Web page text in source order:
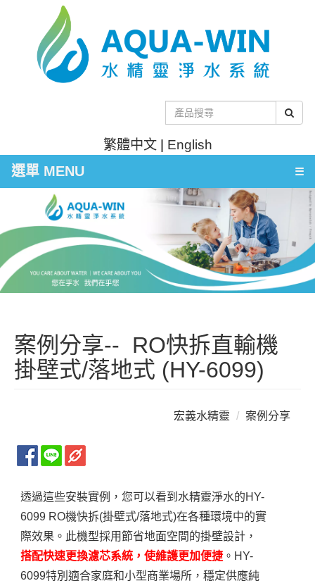
繁體中文| English
選單 MENU ☰
案例分享-- RO快拆直輸機
掛壁式/落地式 (HY-6099)
宏義水精靈 案例分享
透過這些安裝實例，您可以看到水精靈淨水的HY-
6099 RO機快拆(掛壁式/落地式)在各種環境中的實
際效果。此機型採用節省地面空間的掛壁設計，
搭配快速更換濾芯系統，使維護更加便捷。HY-
6099特別適合家庭和小型商業場所，穩定供應純